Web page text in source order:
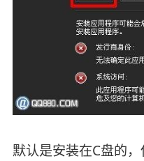
默认是安装在C盘的